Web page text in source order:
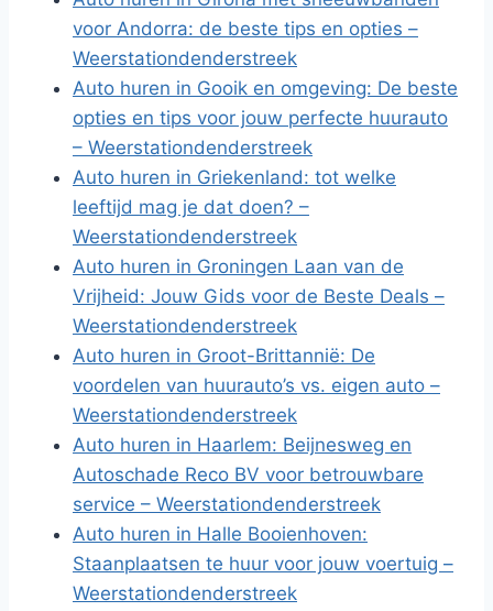
voor Andorra: de beste tips en opties –
Weerstationdenderstreek
Auto huren in Gooik en omgeving: De beste
opties en tips voor jouw perfecte huurauto
– Weerstationdenderstreek
Auto huren in Griekenland: tot welke
leeftijd mag je dat doen? –
Weerstationdenderstreek
Auto huren in Groningen Laan van de
Vrijheid: Jouw Gids voor de Beste Deals –
Weerstationdenderstreek
Auto huren in Groot-Brittannië: De
voordelen van huurauto’s vs. eigen auto –
Weerstationdenderstreek
Auto huren in Haarlem: Beijnesweg en
Autoschade Reco BV voor betrouwbare
service – Weerstationdenderstreek
Auto huren in Halle Booienhoven:
Staanplaatsen te huur voor jouw voertuig –
Weerstationdenderstreek